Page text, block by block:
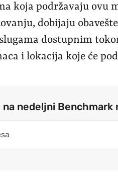
koja podržavaju ovu
dobijaju
dostupnim
i lokacija koje će
na nedeljni